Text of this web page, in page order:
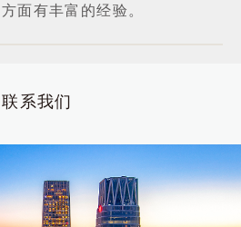
面有丰富的经验。
联系我们